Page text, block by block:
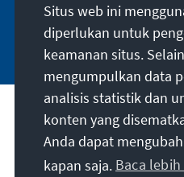
Jetzt
Misi kami
Kontak
Situs web ini
diperlukan untuk
keamanan situs.
mengumpulkan data
analisis statistik dan
konten yang
Anda dapat
kapan saja. Baca